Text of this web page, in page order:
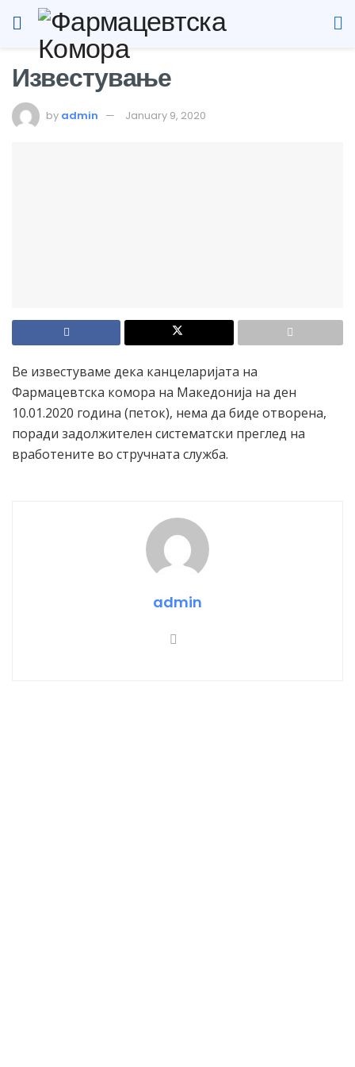
Известување
by admin January 9, 2020
Ве известуваме дека канцеларијата на
Фармацевтска комора на Македонија на ден
10.01.2020 година (петок), нема да биде отворена,
поради задолжителен систематски преглед на
вработените во стручната служба.
admin